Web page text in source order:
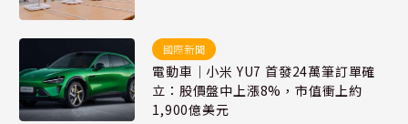
國際新聞
電動車｜小米 YU7 首發24萬筆訂單確
立：股價盤中上漲8%，市值衝上約
1,900億美元